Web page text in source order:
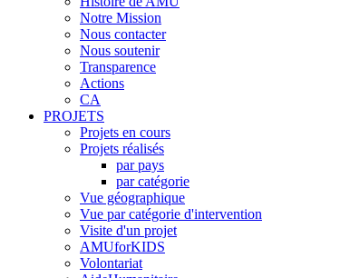
Notre Mission
Nous contacter
Nous soutenir
Transparence
Actions
CA
PROJETS
Projets en cours
Projets réalisés
par pays
par catégorie
Vue géographique
Vue par catégorie d'intervention
Visite d'un projet
AMUforKIDS
Volontariat